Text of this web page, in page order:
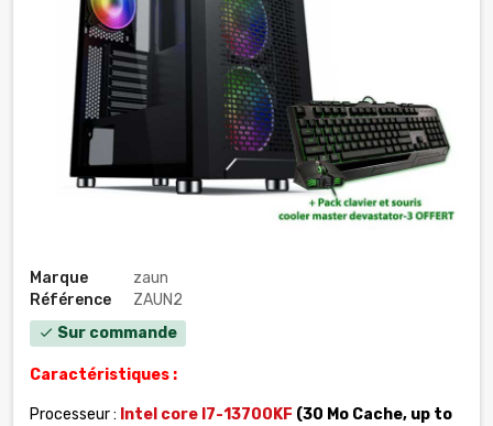
Marque
zaun
Référence
ZAUN2
check Sur commande
Caractéristiques :
Processeur : Intel core I7-13700KF (30 Mo Cache, up to